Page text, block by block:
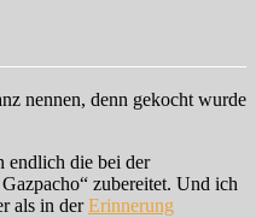
nennen, denn gekocht wurde
endlich die bei der
zubereitet. Und ich
als in derErinnerung